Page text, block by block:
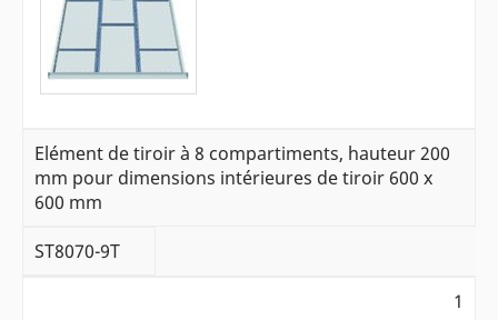
Elément de tiroir à 8 compartiments, hauteur 200
mm pour dimensions intérieures de tiroir 600 x
600 mm
ST8070-9T
1